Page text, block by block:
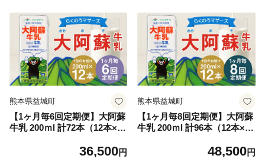
熊本県益城町
【1ヶ月毎6回定期便】大阿蘇
牛乳 200ｍl 計72本（12本×6
36,500円
熊本県益城町
【1ヶ月毎8回定期便】大阿蘇
牛乳 200ｍl 計96本（12本×8
48,500円